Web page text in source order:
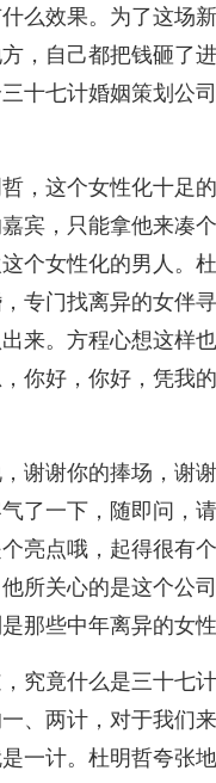
么效果。为了这场
，自己都把钱砸了
十七计婚姻策划公
，这个女性化十足
宾，只能拿他来凑
个女性化的男人。
专门找离异的女伴
来。方程心想这样
你好，你好，凭我
谢谢你的捧场，谢
了一下，随即问，
亮点哦，起得很有
所关心的是这个公
那些中年离异的女
究竟什么是三十七
、两计，对于我们
一计。杜明哲夸张